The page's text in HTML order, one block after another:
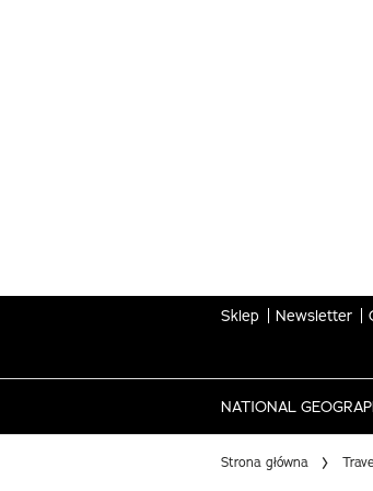
Sklep Newsletter
NATIONAL
Strona główna